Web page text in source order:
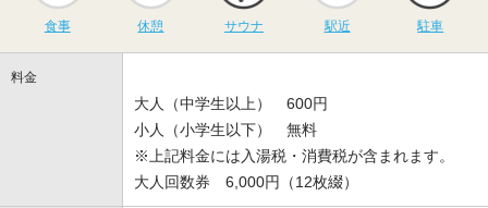
食事 休憩 サウナ 駅近 駐車
料金
大人（中学生以上） 600円
小人（小学生以下） 無料
※上記料金には入湯税・消費税が含まれます。
大人回数券 6,000円（12枚綴）